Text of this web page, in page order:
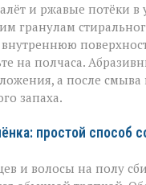
и ржавые потёки в
гранулам
на полчаса.
а после смыва
запаха.
простой способ
и волосы на полу